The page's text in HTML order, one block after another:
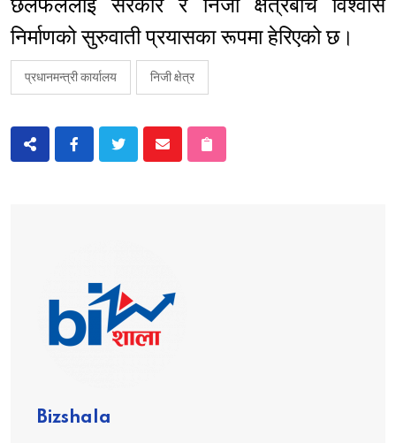
छलफललाई सरकार र निजी क्षेत्रबीच विश्वास
निर्माणको सुरुवाती प्रयासका रूपमा हेरिएको छ।
प्रधानमन्त्री कार्यालय निजी क्षेत्र
Bizshala